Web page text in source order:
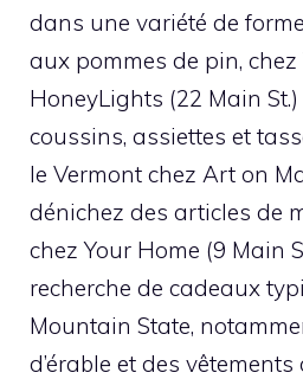
dans une variété de
aux pommes de pin,
HoneyLights (22 Main
coussins, assiettes et
le Vermont chez Art on
dénichez des articles de
chez Your Home (9 Main
recherche de cadeaux
Mountain State,
d’érable et des